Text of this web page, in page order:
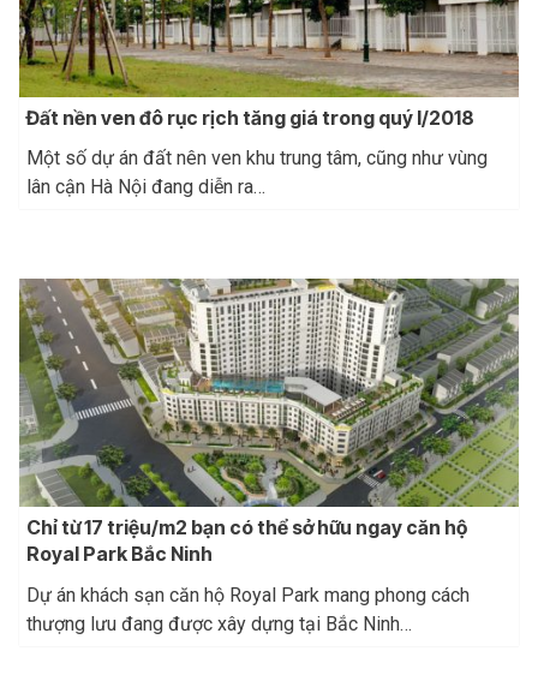
Đất nền ven đô rục rịch tăng giá trong quý I/2018
Một số dự án đất nên ven khu trung tâm, cũng như vùng
lân cận Hà Nội đang diễn ra…
Chỉ từ 17 triệu/m2 bạn có thể sở hữu ngay căn hộ
Royal Park Bắc Ninh
Dự án khách sạn căn hộ Royal Park mang phong cách
thượng lưu đang được xây dựng tại Bắc Ninh…